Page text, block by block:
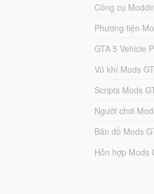
Công cụ
Phương tiện
GTA 5 Vehicle
Vũ khí Mods
Scripts Mods
Người chơi
Bản đồ Mods
Hỗn hợp Mods